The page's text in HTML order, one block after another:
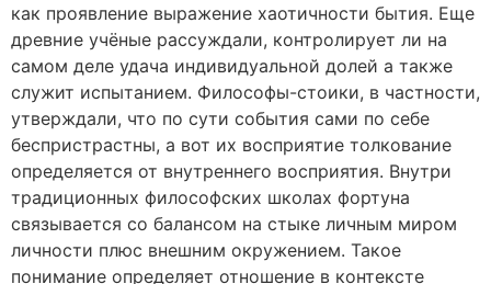
как проявление выражение хаотичности бытия. Еще
древние учёные рассуждали, контролирует ли на
самом деле удача индивидуальной долей а также
служит испытанием. Философы-стоики, в частности,
утверждали, что по сути события сами по себе
беспристрастны, а вот их восприятие толкование
определяется от внутреннего восприятия. Внутри
традиционных философских школах фортуна
связывается со балансом на стыке личным миром
личности плюс внешним окружением. Такое
понимание определяет отношение в контексте